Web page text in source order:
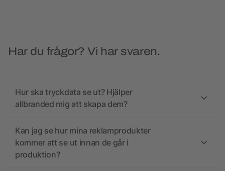
Har du frågor? Vi har svaren.
Hur ska tryckdata se ut? Hjälper
allbranded mig att skapa dem?
Kan jag se hur mina reklamprodukter
kommer att se ut innan de går i
produktion?